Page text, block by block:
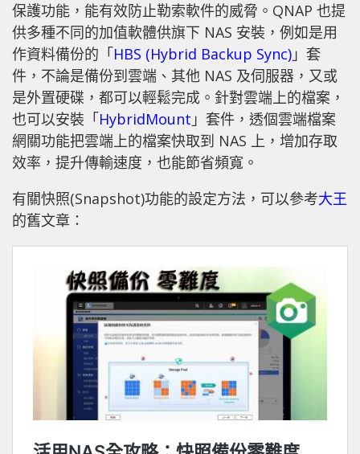
保護功能，能有效防止勒索軟件的威脅。QNAP 也提
供多種不同的加值軟體供旗下 NAS 安裝，例如是用
作資料備份的「HBS (Hybrid Backup Sync) 」套
件，不論是備份到雲端、其他 NAS 及伺服器，又或
是外置硬碟，都可以輕鬆完成。針對雲端上的檔案，
也可以安裝「HybridMount 」套件，透個雲端檔案
網關功能把雲端上的檔案快取到 NAS 上，增加存取
效率，提升傳輸速度，也能節省頻寬。
有關快照(Snapshot)功能的設定方法，可以參考大王
的舊文章：